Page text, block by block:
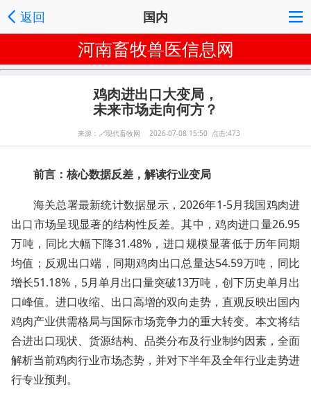
返回 国内
河南畜牧兽医信息网
鸡肉进出口大变局，
未来市场走向何方？
来源： 🔗现代畜牧网 2026-07-08 15:50 点击:473
前言：核心数据反差，解读行业变局
海关总署最新统计数据显示，2026年1-5月我国鸡肉进
出口市场呈现显著的结构性反差。其中，鸡肉进口量26.95
万吨，同比大幅下降31.48%，进口规模显著低于历年同期
均值；反观出口端，同期鸡肉出口总量达54.59万吨，同比
增长51.18%，5月单月出口量突破13万吨，创下历史单月出
口峰值。进口收缩、出口高增的双向走势，直观反映出国内
鸡肉产业供需格局与国际市场竞争力的重大转变。本文将结
合进出口现状、货源结构、品类分布及行业制约因素，全面
解析当前鸡肉行业市场态势，并对下半年及全年行业走势进
行专业预判。